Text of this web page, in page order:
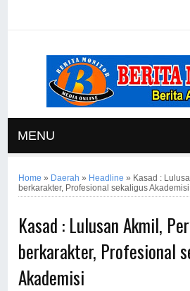
MENU
Home » Daerah » Headline » Kasad :
berkarakter, Profesional sekaligus Akademisi
Kasad : Lulusan Akmil,
berkarakter, Profesional
Akademisi